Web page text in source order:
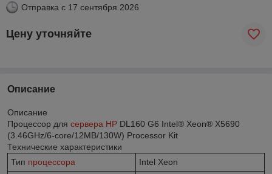
Отправка с 17 сентября 2026
Цену уточняйте
Описание
Описание
Процессор для сервера HP DL160 G6 Intel® Xeon® X5690
(3.46GHz/6-core/12MB/130W) Processor Kit
Технические характеристики
Тип процессора
Intel Xeon